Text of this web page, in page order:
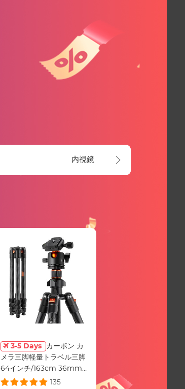
内視鏡
3-5 Days
カーボン カ
メラ三脚軽量トラベル三脚
64インチ/163cm 36mm
メタルボールヘッド 耐荷重
135